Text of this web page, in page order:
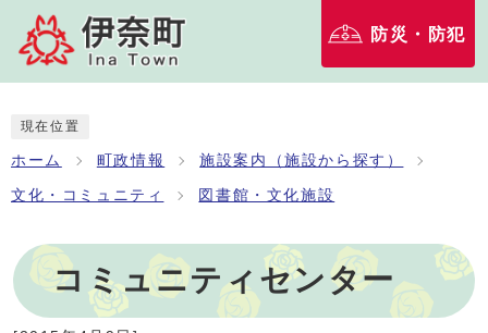
防災・防犯
現在位置
ホーム 町政情報 施設案内（施設から探す）
文化・コミュニティ 図書館・文化施設
コミュニティセンター